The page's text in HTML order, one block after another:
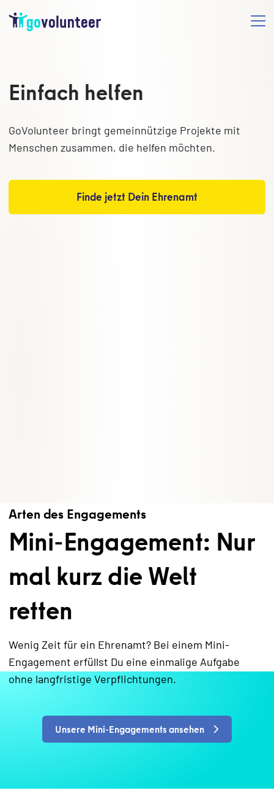
Einfach helfen
GoVolunteer bringt gemeinnützige Projekte mit
Menschen zusammen, die helfen möchten.
Finde jetzt Dein Ehrenamt
Arten des Engagements
Mini-Engagement: Nur
mal kurz die Welt
retten
Wenig Zeit für ein Ehrenamt? Bei einem Mini-
Engagement erfüllst Du eine einmalige Aufgabe
ohne langfristige Verpflichtungen.
Unsere Mini-Engagements ansehen